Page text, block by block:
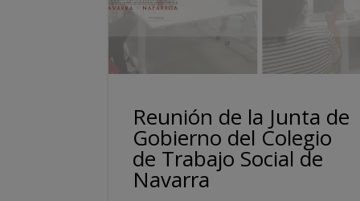
Reunión de la Junta de
Gobierno del Colegio
de Trabajo Social de
Navarra